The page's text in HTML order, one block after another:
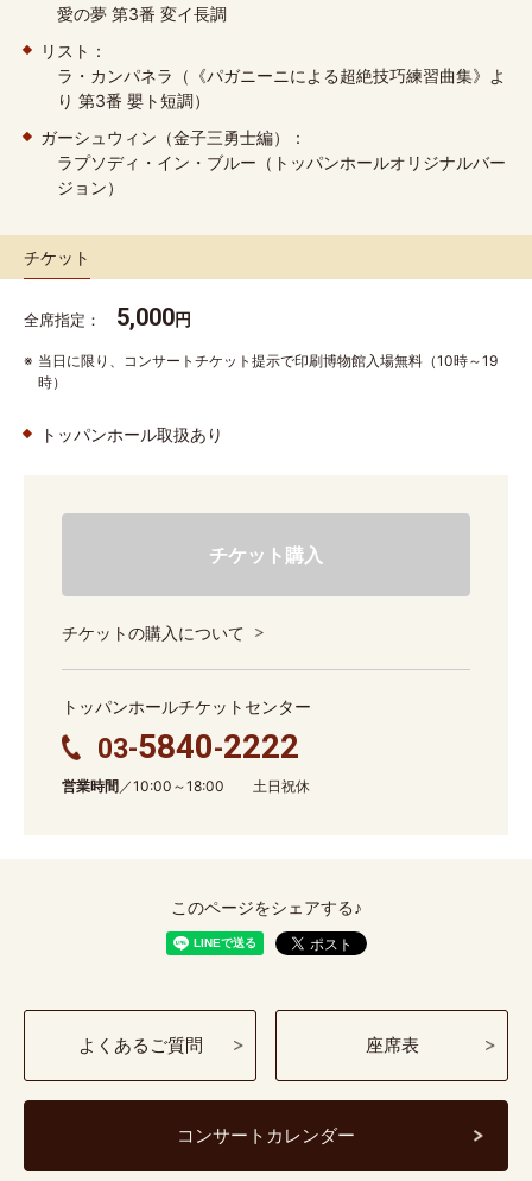
愛の夢 第3番 変イ長調
リスト：
ラ・カンパネラ（《パガニーニによる超絶技巧練習曲集》よ
り 第3番 嬰ト短調）
ガーシュウィン（金子三勇士編）：
ラプソディ・イン・ブルー（トッパンホールオリジナルバー
ジョン）
チケット
全席指定 5,000円
当日に限り、コンサートチケット提示で印刷博物館入場無料（10時～19
時）
トッパンホール取扱あり
チケット購入
チケットの購入について
トッパンホールチケットセンター
03-5840-2222
営業時間 ／10:00～18:00 土日祝休
このページをシェアする♪
よくあるご質問 座席表
コンサートカレンダー